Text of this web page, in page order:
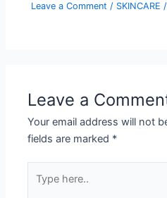
Leave a Comment / SKINCARE
Leave a
Your email address will not
fields are marked *
here..